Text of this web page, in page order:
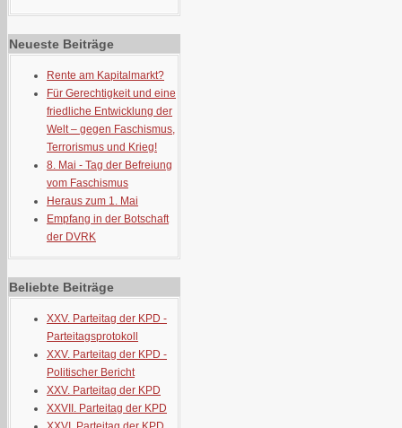
Neueste Beiträge
Rente am Kapitalmarkt?
Für Gerechtigkeit und eine
friedliche Entwicklung der
Welt – gegen Faschismus,
Terrorismus und Krieg!
8. Mai - Tag der Befreiung
vom Faschismus
Heraus zum 1. Mai
Empfang in der Botschaft
der DVRK
Beliebte Beiträge
XXV. Parteitag der KPD -
Parteitagsprotokoll
XXV. Parteitag der KPD -
Politischer Bericht
XXV. Parteitag der KPD
XXVII. Parteitag der KPD